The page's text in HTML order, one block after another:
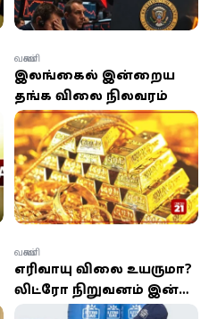
இலங்கையில் இன்றைய
தங்க விலை நிலவரம்
வணிகம்
எரிவாயு விலை உயருமா?
லிட்ரோ நிறுவனம் இன்று
முக்கிய தீர்மானம்
வணிகம்